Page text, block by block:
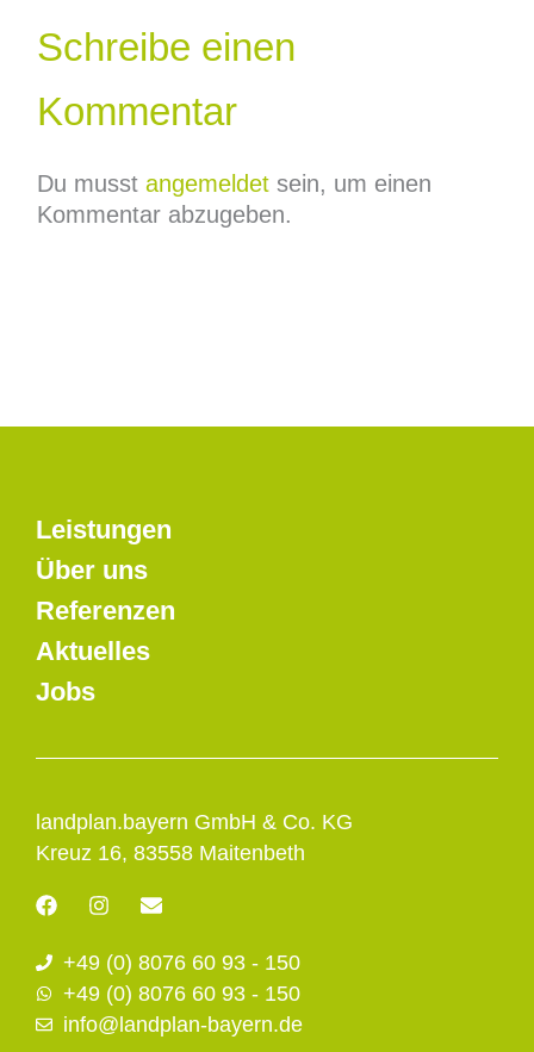
Schreibe einen
Kommentar
Du musst angemeldetsein, um einen
Kommentar abzugeben.
landplan.bayern GmbH & Co. KG
Kreuz 16, 83558 Maitenbeth
F
a
e
b
o
o
I
n
t
a
g
r
E
e
l
o
p
+49 (0) 8076 60 93 - 150
+49 (0) 8076 60 93 - 150
info@landplan-bayern.de
Leistungen
Über uns
Referenzen
Aktuelles
Jobs